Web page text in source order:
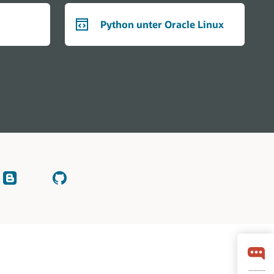
Python unter Oracle Linux
Lesen Überprüfen